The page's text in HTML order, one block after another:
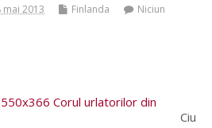
mai 2013 Finlanda
Niciun
Ciu